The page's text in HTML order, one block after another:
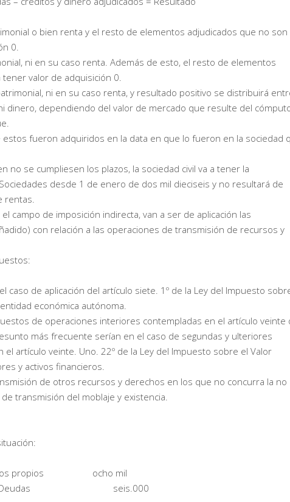
o bien renta y el resto de elementos adjudicados que no son
0.
ni en su caso renta. Además de esto, el resto de elementos
valor de adquisición 0.
ni en su caso renta, y resultado positivo se distribuirá
dinero, dependiendo del valor de mercado que resulte del
fueron adquiridos en la data en que lo fueron en la sociedad
no se cumpliesen los plazos, la sociedad civil va a tener la
desde 1 de enero de dos mil dieciseis y no resultará de
rentas.
campo de imposición indirecta, van a ser de aplicación las
con relación a las operaciones de transmisión de recursos y
caso de aplicación del artículo siete. 1º de la Ley del Impuesto
económica autónoma.
de operaciones interiores contempladas en el artículo veinte
más frecuente serían en el caso de segundas y ulteriores
artículo veinte. Uno. 22º de la Ley del Impuesto sobre el Valor
y activos financieros.
de otros recursos y derechos en los que no concurra la no
transmisión del moblaje y existencia.
ocho mil
Deudas seis.000